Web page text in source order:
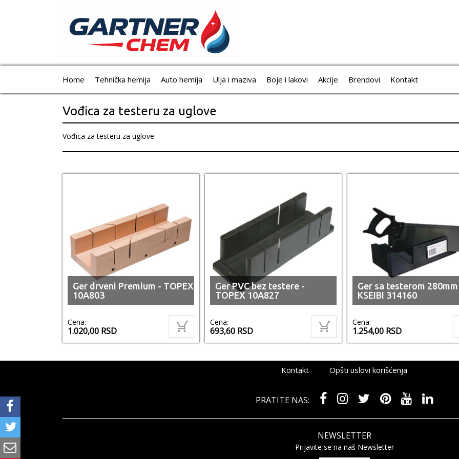
Home Tehnička hemija Auto hemija Ulja i maziva Boje i lakovi Akcije Brendovi Kontakt
Vođica za testeru za uglove
Vođica za testeru za uglove
Ger drveni Premium - TOPEX
10A803
Cena:
1.020,00 RSD
Ger PVC bez testere -
TOPEX 10A827
Cena:
693,60 RSD
Ger sa testerom
KSEIBI 314160
Cena:
1.254,00 RSD
Kontakt Opšti uslovi korišćenja
PRATITE NAS:
NEWSLETTER
Prijavite se na naš Newsletter